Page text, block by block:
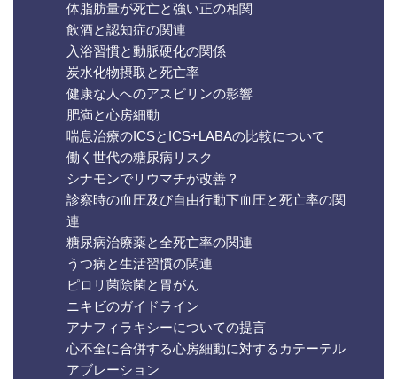
体脂肪量が死亡と強い正の相関
飲酒と認知症の関連
入浴習慣と動脈硬化の関係
炭水化物摂取と死亡率
健康な人へのアスピリンの影響
肥満と心房細動
喘息治療のICSとICS+LABAの比較について
働く世代の糖尿病リスク
シナモンでリウマチが改善？
診察時の血圧及び自由行動下血圧と死亡率の関
連
糖尿病治療薬と全死亡率の関連
うつ病と生活習慣の関連
ピロリ菌除菌と胃がん
ニキビのガイドライン
アナフィラキシーについての提言
心不全に合併する心房細動に対するカテーテル
アブレーション